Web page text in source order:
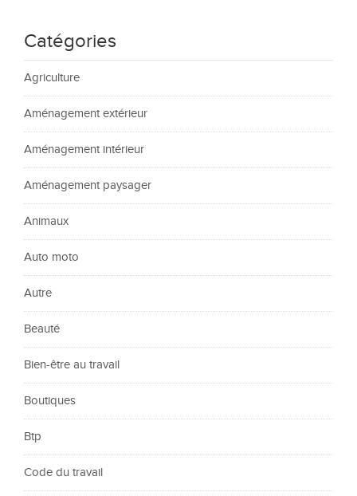
Catégories
Agriculture
Aménagement extérieur
Aménagement intérieur
Aménagement paysager
Animaux
Auto moto
Autre
Beauté
Bien-être au travail
Boutiques
Btp
Code du travail